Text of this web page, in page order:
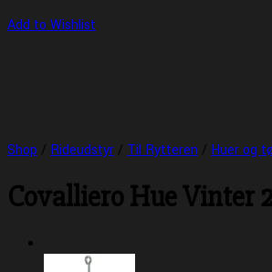
Add to Wishlist
Shop / Rideudstyr / Til Rytteren / Huer og
Covalliero Hue Vinter